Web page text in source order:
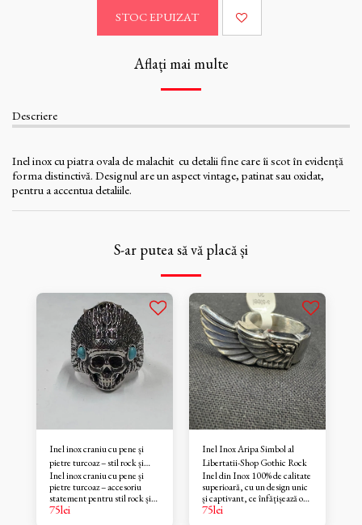
STOC EPUIZAT
Aflați mai multe
Descriere
Inel inox cu piatra ovala de malachit cu detalii fine care îi scot în evidență
forma distinctivă. Designul are un aspect vintage, patinat sau oxidat,
pentru a accentua detaliile.
S-ar putea să vă placă și
Inel inox craniu cu pene și
pietre turcoaz – stil rock și
biker-Shop Gothic Rock
Inel inox craniu cu pene și
pietre turcoaz – accesoriu
statement pentru stil rock și
biker Acest inel din inox
75lei
Inel Inox Aripa Simbol al
Libertatii-Shop Gothic Rock
Inel din Inox 100% de calitate
superioară, cu un design unic
și captivant, ce înfățișează o
aripă detaliată, simbol al
75lei